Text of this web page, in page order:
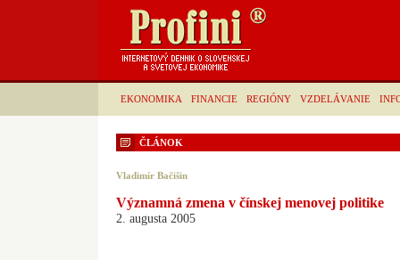
EKONOMIKA FINANCIE REGIÓNY VZDELÁVANIE
ČLÁNOK
Vladimír Bačišin
Významná zmena v čínskej menovej politike
2. augusta 2005